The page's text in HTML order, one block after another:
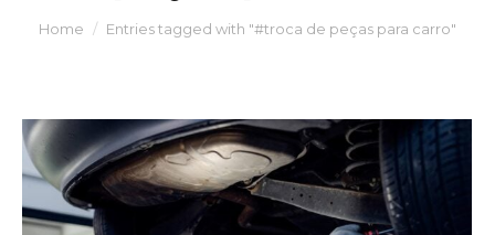
You are here:
Home Entries tagged with "#troca de peças para carro"